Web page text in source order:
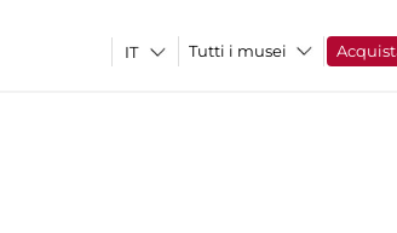
Tutti i musei